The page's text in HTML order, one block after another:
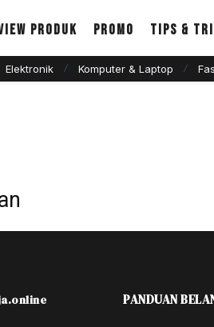
Produk Promo Tips &
Elektronik Komputer & Laptop
PANDUAN